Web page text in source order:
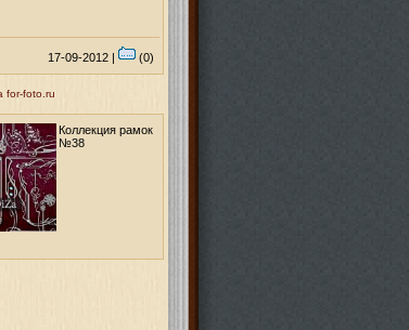
17-09-2012 | (0)
for-foto.ru
Коллекция рамок
№38